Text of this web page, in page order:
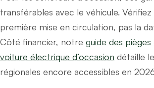
transférables avec le véhicule.
première mise en circulation, pas la
Côté financier, notre guide des pièges
voiture électrique d’occasion détaille
régionales encore accessibles en